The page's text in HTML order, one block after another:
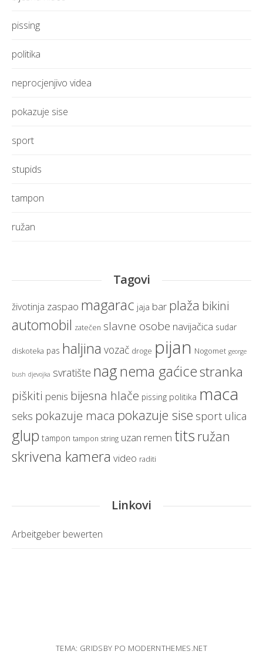
pissing
politika
neprocjenjivo videa
pokazuje sise
sport
stupids
tampon
ružan
Tagovi
životinja zaspao magarac jaja bar plaža bikini
automobil zatečen slavne osobe navijačica sudar
diskoteka pas haljina vozač droge pijan Nogomet george
bush djevojka svratište nagnema gaćicestranka
piškiti penis bijesna hlače pissing politika maca
seks pokazuje maca pokazuje sise sport ulica
glup tampon tampon string uzan remen tits ružan
skrivena kamera video raditi
Linkovi
Arbeitgeber bewerten
TEMA: GRIDSBY PO MODERNTHEMES.NET